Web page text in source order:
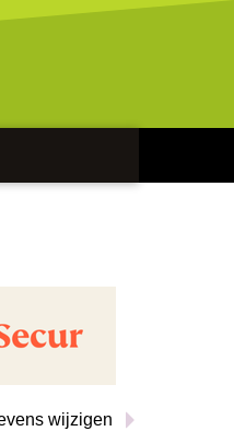
wijzigen